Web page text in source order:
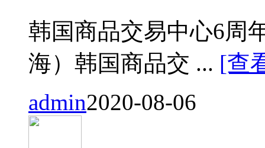
韩国商品交易中心6周
海）韩国商品交 ... [查
admin2020-08-06